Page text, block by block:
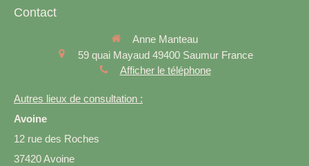
Contact
Anne Manteau
59 quai Mayaud 49400 Saumur France
Afficher le téléphone
Autres lieux de consultation :
Avoine
12 rue des Roches
37420 Avoine